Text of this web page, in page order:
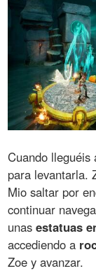
Cuando lleguéis
para levantarla.
Mio saltar por
continuar
unasestatuas
accediendo a
Zoe y avanzar.